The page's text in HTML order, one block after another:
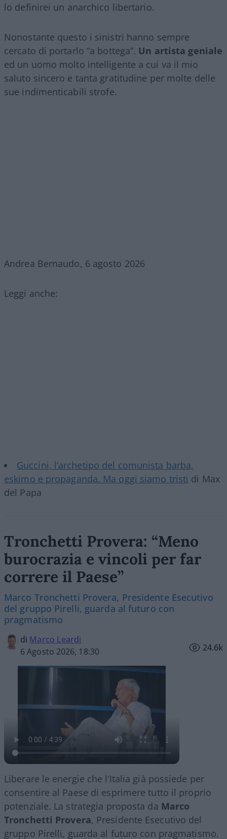
lo definirei un anarchico libertario.
Nonostante questo i sinistri hanno sempre
cercato di portarlo “a bottega”. Un artista geniale
ed un uomo molto intelligente a cui va il mio
saluto sincero e tanta gratitudine per molte delle
sue indimenticabili strofe.
Andrea Bernaudo, 6 agosto 2026
Leggi anche:
Guccini, l’archetipo del comunista barba,
eskimo e propaganda. Ma oggi siamo tristi di Max
del Papa
Tronchetti Provera: “Meno
burocrazia e vincoli per far
correre il Paese”
Marco Tronchetti Provera, Presidente Esecutivo
del gruppo Pirelli, guarda al futuro con
pragmatismo
di Marco Leardi
6 Agosto 2026, 18:30
24.6k
Liberare le energie che l’Italia già possiede per
consentire al Paese di esprimere tutto il proprio
potenziale. La strategia proposta da Marco
Tronchetti Provera, Presidente Esecutivo del
gruppo Pirelli, guarda al futuro con pragmatismo.